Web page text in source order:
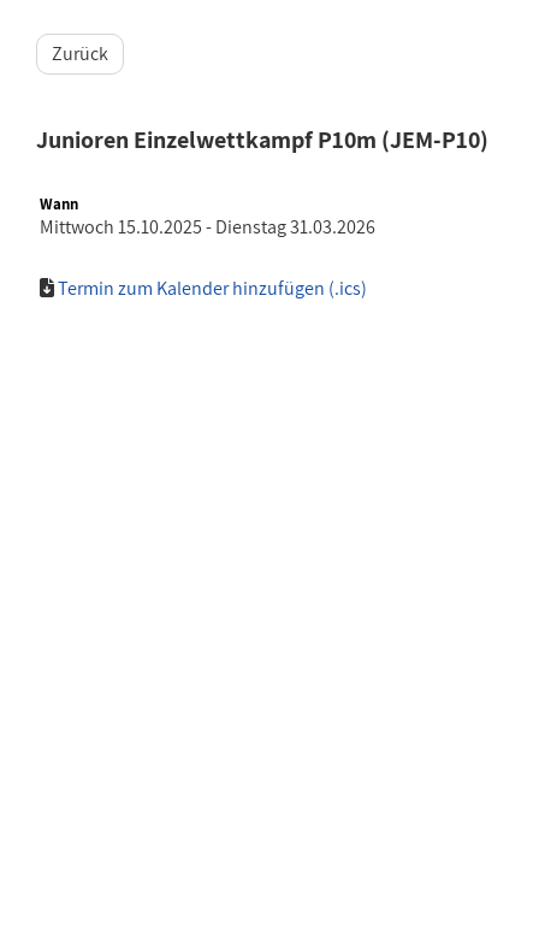
Zurück
Junioren Einzelwettkampf P10m (JEM-P10)
Wann
Mittwoch 15.10.2025 - Dienstag 31.03.2026
Termin zum Kalender hinzufügen (.ics)